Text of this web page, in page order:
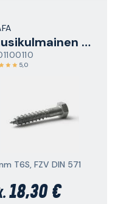
Kuusikulmainen puuruuvi
5,0
T6S, FZV DIN 571
18,30 €